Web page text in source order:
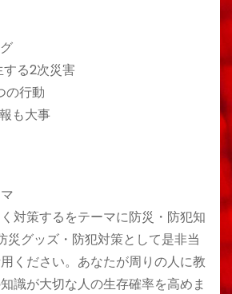
する2次災害
の行動
も大事
対策するをテーマに防災・防犯知
災グッズ・防犯対策として是非当
ください。あなたが周りの人に教
識が大切な人の生存確率を高めま